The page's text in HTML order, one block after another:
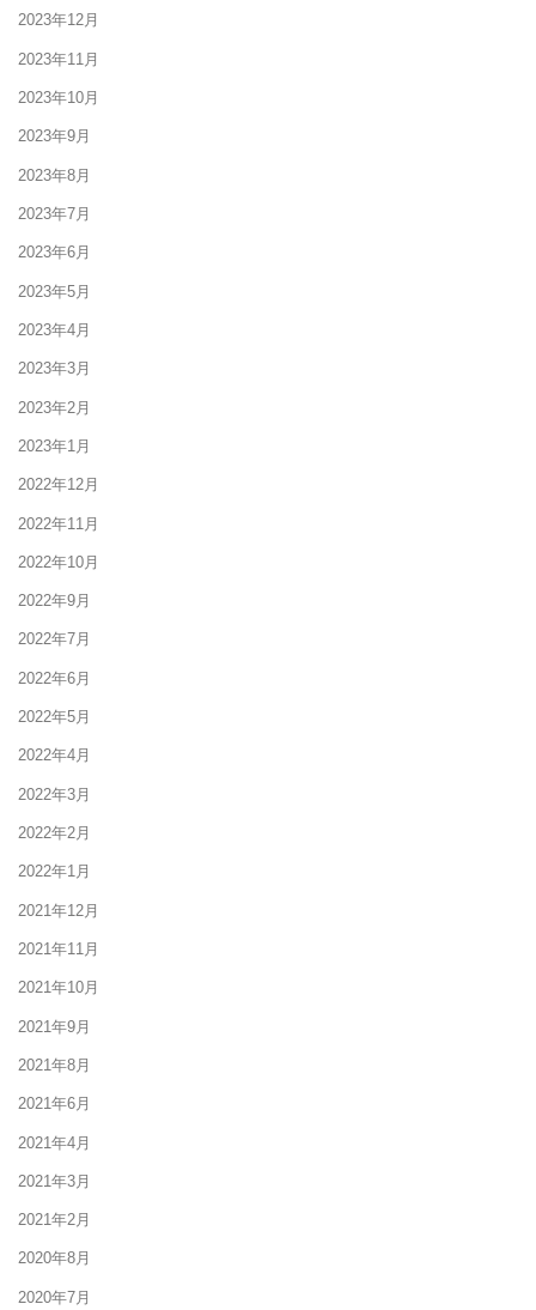
2023年12月
2023年11月
2023年10月
2023年9月
2023年8月
2023年7月
2023年6月
2023年5月
2023年4月
2023年3月
2023年2月
2023年1月
2022年12月
2022年11月
2022年10月
2022年9月
2022年7月
2022年6月
2022年5月
2022年4月
2022年3月
2022年2月
2022年1月
2021年12月
2021年11月
2021年10月
2021年9月
2021年8月
2021年6月
2021年4月
2021年3月
2021年2月
2020年8月
2020年7月